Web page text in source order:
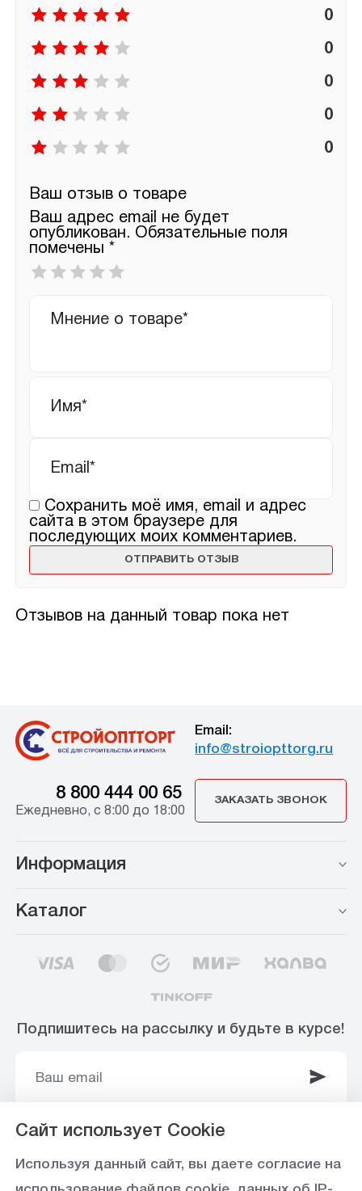
Отзывов на данный товар пока нет
0
0
0
0
0
Ваш отзыв о товаре
Ваш адрес email не будет
опубликован. Обязательные поля
помечены *
Ваша
оценка
отзыв
Сохранить моё имя, email и адрес
сайта в этом браузере для
последующих моих комментариев.
Email:
info@stroiopttorg.ru
8 800 444 00 65
Ежедневно, с 8:00 до 18:00
ЗАКАЗАТЬ ЗВОНОК
Информация
Каталог
Подпишитесь на рассылку и будьте в курсе!
Сайт использует Cookie
Используя данный сайт, вы даете согласие на